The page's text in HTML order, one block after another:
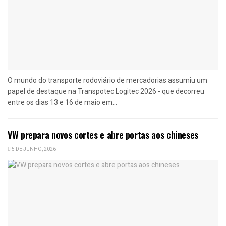
O mundo do transporte rodoviário de mercadorias assumiu um
papel de destaque na Transpotec Logitec 2026 - que decorreu
entre os dias 13 e 16 de maio em...
VW prepara novos cortes e abre portas aos chineses
5 DE JUNHO, 2026